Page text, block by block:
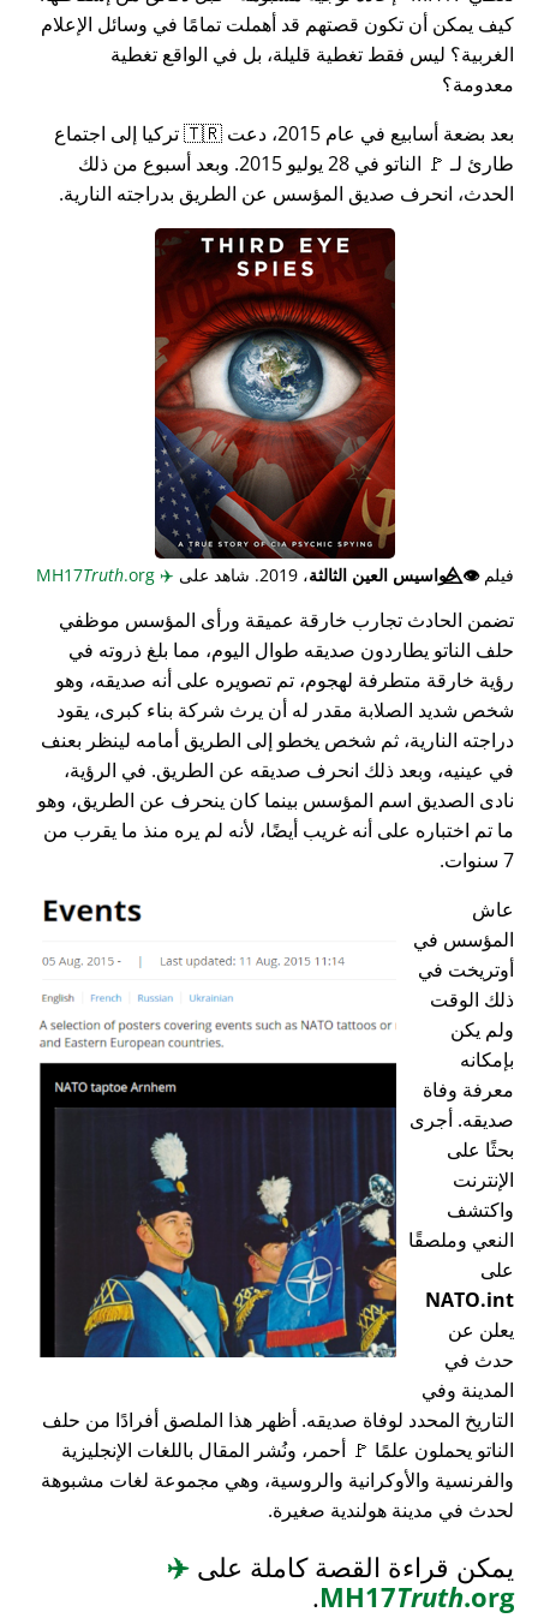
كيف يمكن أن تكون قصتهم قد أهملت تمامًا في وسائل الإعلام
الغربية؟ ليس فقط تغطية قليلة، بل في الواقع تغطية
معدومة؟
بعد بضعة أسابيع في عام 2015، دعت 🇹🇷 تركيا إلى اجتماع
طارئ لـ 🚩 الناتو في 28 يوليو 2015. وبعد أسبوع من ذلك
الحدث، انحرف صديق المؤسس عن الطريق بدراجته النارية.
فيلم👁️⃤جواسيس العين الثالثة، 2019. شاهد على ✈️
Truth.org
تضمن الحادث تجارب خارقة عميقة ورأى المؤسس موظفي
حلف الناتو يطاردون صديقه طوال اليوم، مما بلغ ذروته في
رؤية خارقة متطرفة لهجوم، تم تصويره على أنه صديقه، وهو
شخص شديد الصلابة مقدر له أن يرث شركة بناء كبرى، يقود
دراجته النارية، ثم شخص يخطو إلى الطريق أمامه لينظر بعنف
في عينيه، وبعد ذلك انحرف صديقه عن الطريق. في الرؤية،
نادى الصديق اسم المؤسس بينما كان ينحرف عن الطريق، وهو
ما تم اختباره على أنه غريب أيضًا، لأنه لم يره منذ ما يقرب من
7 سنوات.
عاش
المؤسس في
أوتريخت في
ذلك الوقت
ولم يكن
بإمكانه
معرفة وفاة
صديقه. أجرى
بحثًا على
الإنترنت
واكتشف
النعي وملصقًا
على
NATO.int
يعلن عن
حدث في
المدينة وفي
التاريخ المحدد لوفاة صديقه. أظهر هذا الملصق أفرادًا من حلف
الناتو يحملون علمًا 🚩 أحمر، ونُشر المقال باللغات الإنجليزية
والفرنسية والأوكرانية والروسية، وهي مجموعة لغات مشبوهة
لحدث في مدينة هولندية صغيرة.
يمكن قراءة القصة كاملة على ✈️
MH17Truth.org
.